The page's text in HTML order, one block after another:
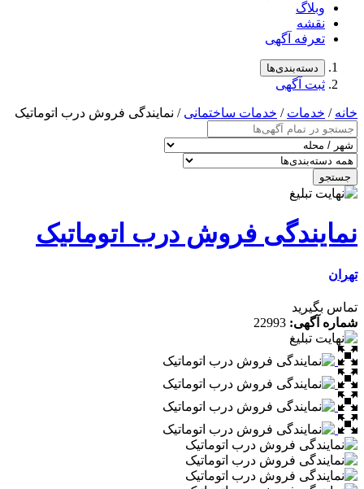
آگهی
آگهی
/ خدمات ساختمانی/ نمایندگی فروش درب اتوماتیک
فروش درب اتوماتیک
22993